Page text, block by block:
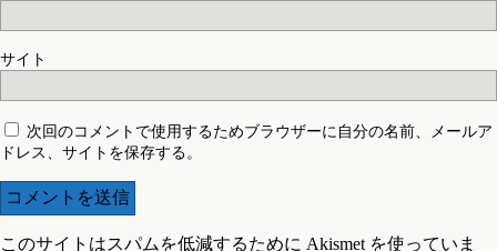
サイト
次回のコメントで使用するためブラウザーに自分の名前、メールア
ドレス、サイトを保存する。
このサイトはスパムを低減するために Akismet を使っていま